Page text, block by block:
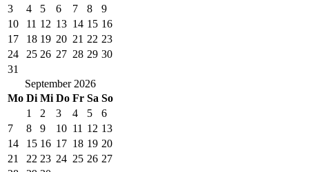
3
4 5 6 7 8
9
10
11 12 13 14 15 16
17
18 19 20 21 22 23
24
25 26 27 28 29 30
31
September 2026
Mo Di Mi Do Fr Sa So
1
2 3 4 5
6
7
8 9 10 11 12 13
14
15 16 17 18 19 20
21
22 23 24 25 26 27